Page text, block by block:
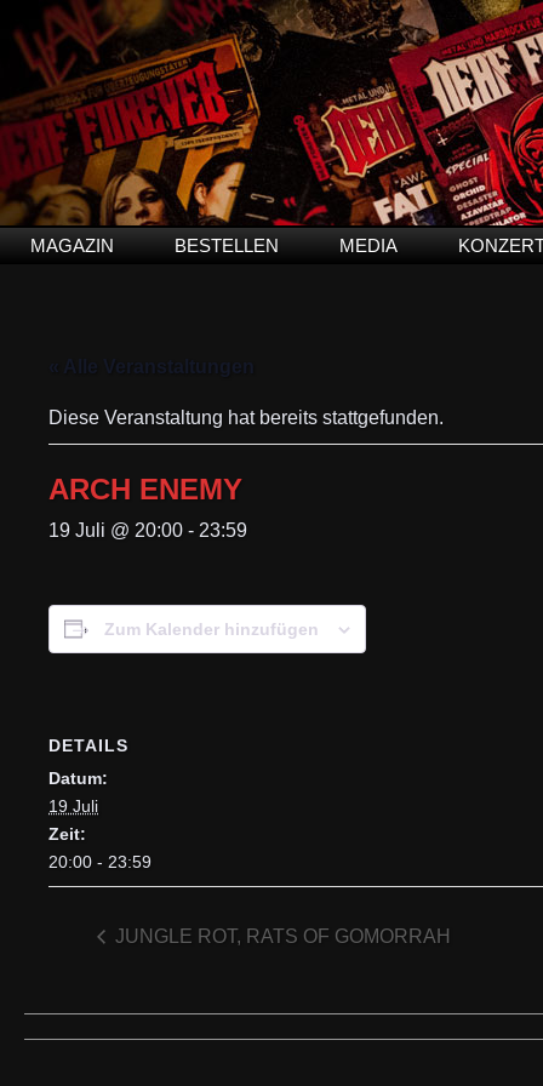
MAGAZIN BESTELLEN MEDIA
« Alle Veranstaltungen
Diese Veranstaltung hat bereits stattgefunden.
ARCH ENEMY
19 Juli @ 20:00 - 23:59
Zum Kalender hinzufügen
DETAILS
Datum:
19 Juli
Zeit:
20:00 - 23:59
JUNGLE ROT, RATS OF GOMORRAH